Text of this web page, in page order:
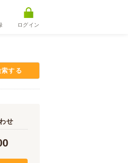
ログイン
索する
せ